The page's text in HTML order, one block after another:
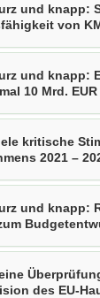
und knapp:
von
und knapp:
10 Mrd. EUR
kritische
2021 –
und knapp:
des EU-